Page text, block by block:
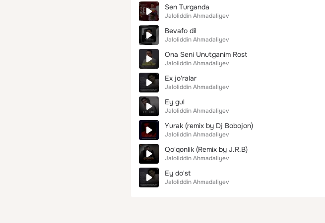
Sen Turganda
Jaloliddin Ahmadaliyev
Bevafo dil
Jaloliddin Ahmadaliyev
Ona Seni Unutganim Rost
Jaloliddin Ahmadaliyev
Ex jo'ralar
Jaloliddin Ahmadaliyev
Ey gul
Jaloliddin Ahmadaliyev
Yurak (remix by Dj Bobojon)
Jaloliddin Ahmadaliyev
Qo'qonlik (Remix by J.R.B)
Jaloliddin Ahmadaliyev
Ey do'st
Jaloliddin Ahmadaliyev